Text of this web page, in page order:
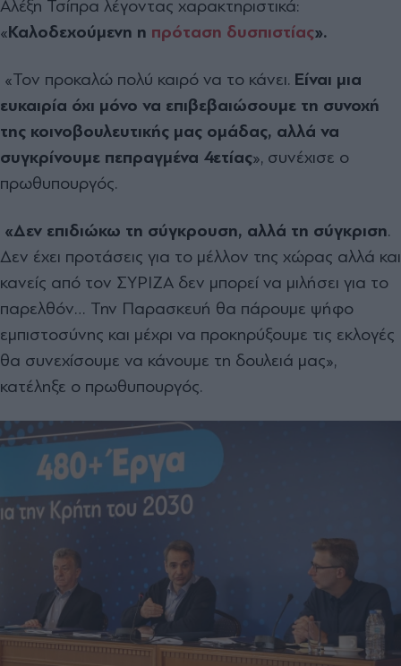
Αλέξη Τσίπρα λέγοντας χαρακτηριστικά:
«Καλοδεχούμενη η πρόταση δυσπιστίας».
«Τον προκαλώ πολύ καιρό να το κάνει. Είναι μια
ευκαιρία όχι μόνο να επιβεβαιώσουμε τη συνοχή
της κοινοβουλευτικής μας ομάδας, αλλά να
συγκρίνουμε πεπραγμένα 4ετίας», συνέχισε ο
πρωθυπουργός.
«Δεν επιδιώκω τη σύγκρουση, αλλά τη σύγκριση.
Δεν έχει προτάσεις για το μέλλον της χώρας αλλά και
κανείς από τον ΣΥΡΙΖΑ δεν μπορεί να μιλήσει για το
παρελθόν… Την Παρασκευή θα πάρουμε ψήφο
εμπιστοσύνης και μέχρι να προκηρύξουμε τις εκλογές
θα συνεχίσουμε να κάνουμε τη δουλειά μας»,
κατέληξε ο πρωθυπουργός.